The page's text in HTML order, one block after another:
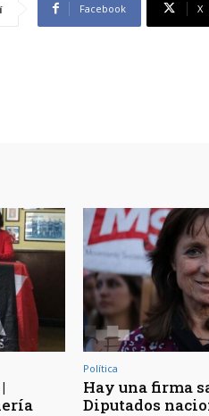
Facebook X
Política
Hay una firma
Diputados